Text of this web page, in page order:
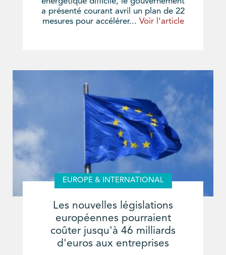
a présenté courant avril un plan de 22
mesures pour accélérer... Voir l'article
EUROPE & INTERNATIONAL
Les nouvelles législations
européennes pourraient
coûter jusqu'à 46 milliards
d'euros aux entreprises